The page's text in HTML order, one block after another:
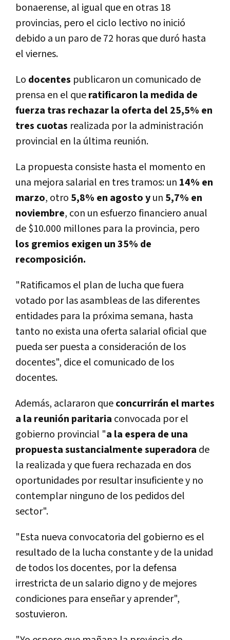
bonaerense, al igual que en otras 18
provincias, pero el ciclo lectivo no inició
debido a un paro de 72 horas que duró hasta
el viernes.
Lo docentes publicaron un comunicado de
prensa en el queratificaron la medida de
fuerza tras rechazar la oferta del 25,5% en
tres cuotas realizada por la administración
provincial en la última reunión.
La propuesta consiste hasta el momento en
una mejora salarial en tres tramos: un 14% en
marzo, otro 5,8% en agosto yun 5,7% en
noviembre, con un esfuerzo financiero anual
de $10.000 millones para la provincia, pero
los gremios exigen un 35% de
recomposición.
"Ratificamos el plan de lucha que fuera
votado por las asambleas de las diferentes
entidades para la próxima semana, hasta
tanto no exista una oferta salarial oficial que
pueda ser puesta a consideración de los
docentes", dice el comunicado de los
docentes.
Además, aclararon queconcurrirán el martes
a la reunión paritaria convocada por el
gobierno provincial "a la espera de una
propuesta sustancialmente superadora de
la realizada y que fuera rechazada en dos
oportunidades por resultar insuficiente y no
contemplar ninguno de los pedidos del
sector".
"Esta nueva convocatoria del gobierno es el
resultado de la lucha constante y de la unidad
de todos los docentes, por la defensa
irrestricta de un salario digno y de mejores
condiciones para enseñar y aprender",
sostuvieron.